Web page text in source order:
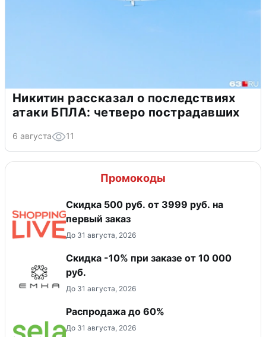
Никитин рассказал о последствиях
атаки БПЛА: четверо пострадавших
6 августа 11
Промокоды
Скидка 500 руб. от 3999 руб. на
первый заказ
До 31 августа, 2026
Скидка -10% при заказе от 10 000
руб.
До 31 августа, 2026
Распродажа до 60%
До 31 августа, 2026